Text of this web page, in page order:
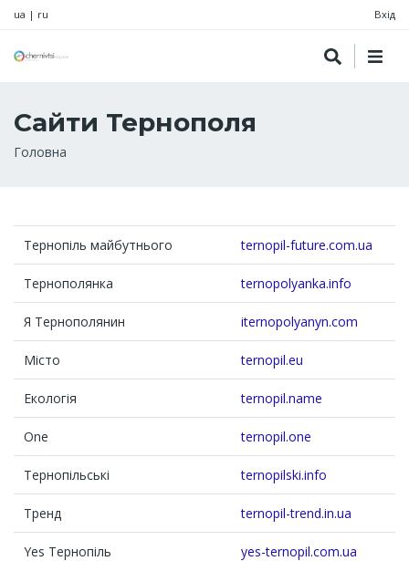
ua | ru Вхід
Сайти Тернополя
Рядок
Головна
Тернопіль майбутнього ternopil-future.com.ua
Тернополянка ternopolyanka.info
Я Тернополянин iternopolyanyn.com
Місто ternopil.eu
Екологія ternopil.name
One ternopil.one
Тернопільські ternopilski.info
Тренд ternopil-trend.in.ua
Yes Тернопіль yes-ternopil.com.ua